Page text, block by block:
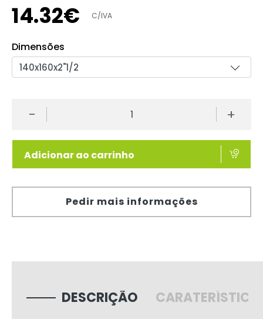
14.32€ C/IVA
Dimensões
- +
Adicionar ao carrinho
Pedir mais informações
DESCRIÇÃO